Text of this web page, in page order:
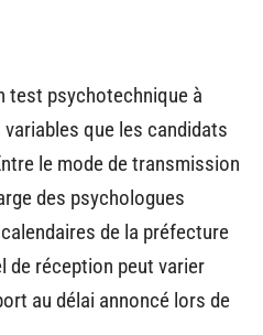
test psychotechnique à
que les candidats
le mode de transmission
des psychologues
de la préfecture
de réception peut varier
au délai annoncé lors de